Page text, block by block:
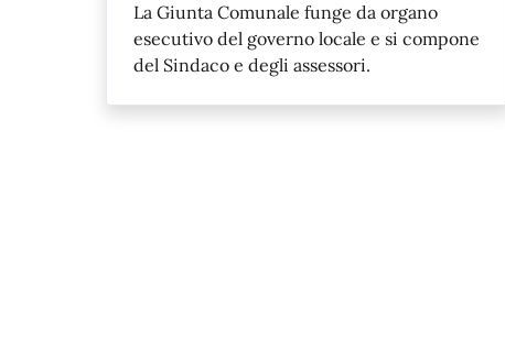
La Giunta Comunale funge da organo
esecutivo del governo locale e si compone
del Sindaco e degli assessori.